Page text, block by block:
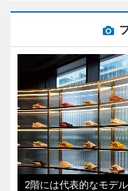
2階には代表的なモデ